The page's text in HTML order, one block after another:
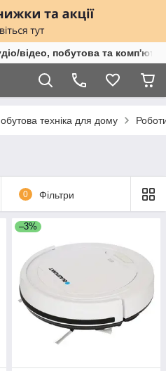
відео, побутова та
техніка для дому
0 Фільтри
–3%